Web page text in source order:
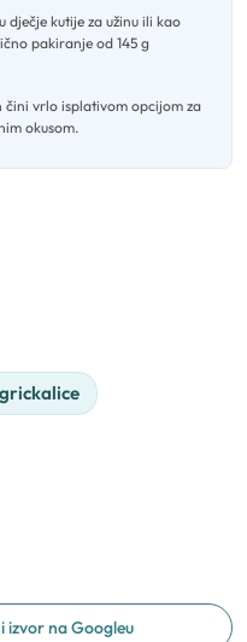
dječje kutije za užinu ili kao
pakiranje od 145 g
čini vrlo isplativom opcijom za
okusom.
na Googleu